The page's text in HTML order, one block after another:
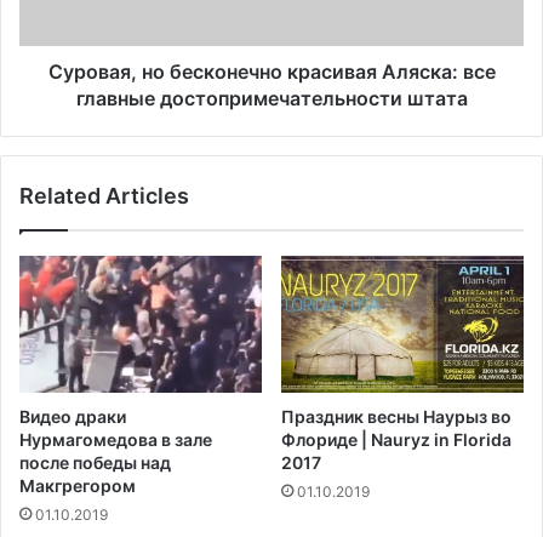
е
в
а
з
а
х
л
о
д
г
н
о
ч
н
о
к
с
и
в
Суровая, но бесконечно красивая Аляска: все
главные достопримечательности штата
Related Articles
Видео драки
Нурмагомедова в зале
после победы над
Макгрегором‍
01.10.2019
Праздник весны Наурыз во
Флориде | Nauryz in Florida
2017
01.10.2019